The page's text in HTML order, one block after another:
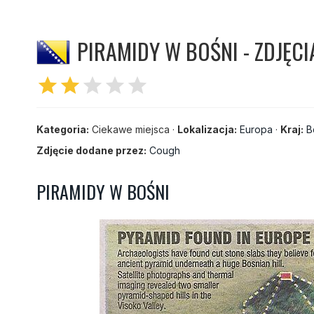
PIRAMIDY W BOŚNI -
starstar star star star
Kategoria: Ciekawe miejsca · Lokalizacja: Europa · Kraj:
Zdjęcie dodane przez: Cough
PIRAMIDY W BOŚNI